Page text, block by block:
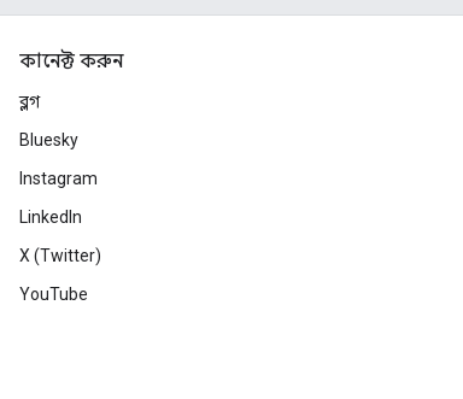
কানেক্ট করুন
ব্লগ
Bluesky
Instagram
LinkedIn
X (Twitter)
YouTube